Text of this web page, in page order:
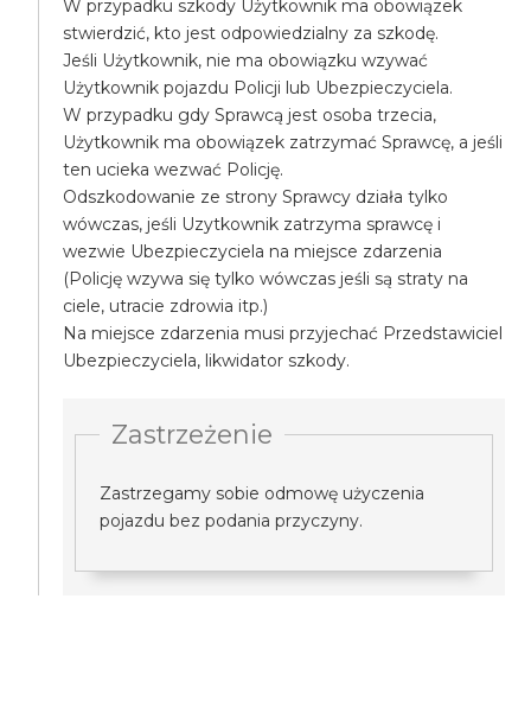
W przypadku szkody Użytkownik ma obowiązek
stwierdzić, kto jest odpowiedzialny za szkodę.
Jeśli Użytkownik, nie ma obowiązku wzywać
Użytkownik pojazdu Policji lub Ubezpieczyciela.
W przypadku gdy Sprawcą jest osoba trzecia,
Użytkownik ma obowiązek zatrzymać Sprawcę, a jeśli
ten ucieka wezwać Policję.
Odszkodowanie ze strony Sprawcy działa tylko
wówczas, jeśli Uzytkownik zatrzyma sprawcę i
wezwie Ubezpieczyciela na miejsce zdarzenia
(Policję wzywa się tylko wówczas jeśli są straty na
ciele, utracie zdrowia itp.)
Na miejsce zdarzenia musi przyjechać Przedstawiciel
Ubezpieczyciela, likwidator szkody.
Zastrzeżenie
Zastrzegamy sobie odmowę użyczenia
pojazdu bez podania przyczyny.